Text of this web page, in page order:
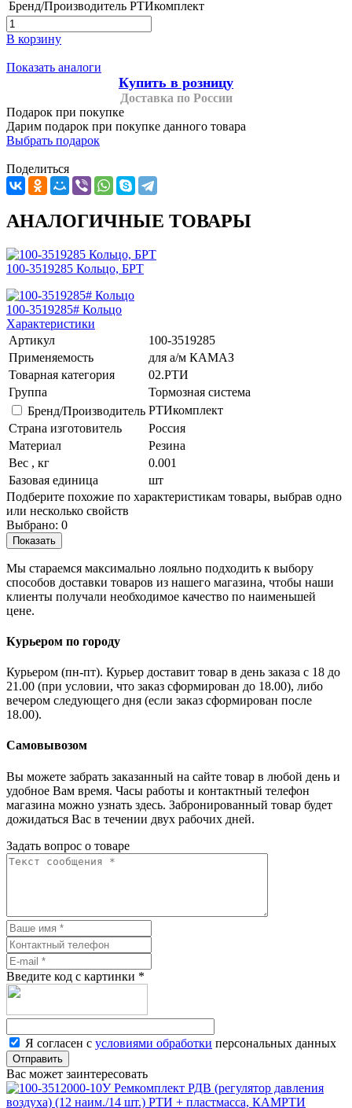
Бренд/Производитель РТИкомплект
В корзину
Показать аналоги
Купить в розницу
Доставка по России
Подарок при покупке
Дарим подарок при покупке данного товара
Выбрать подарок
Поделиться
АНАЛОГИЧНЫЕ ТОВАРЫ
100-3519285 Кольцо, БРТ
100-3519285# Кольцо
Характеристики
Артикул
100-3519285
Применяемость
для а/м КАМАЗ
Товарная категория
02.РТИ
Группа
Тормозная система
Бренд/Производитель РТИкомплект
Страна изготовитель
Россия
Материал
Резина
Вес , кг
0.001
Базовая единица
шт
Подберите похожие по характеристикам товары, выбрав одно
или несколько свойств
Выбрано: 0
Показать
Мы стараемся максимально лояльно подходить к выбору
способов доставки товаров из нашего магазина, чтобы наши
клиенты получали необходимое качество по наименьшей
цене.
Курьером по городу
Курьером (пн-пт). Курьер доставит товар в день заказа с 18 до
21.00 (при условии, что заказ сформирован до 18.00), либо
вечером следующего дня (если заказ сформирован после
18.00).
Самовывозом
Вы можете забрать заказанный на сайте товар в любой день и
удобное Вам время. Часы работы и контактный телефон
магазина можно узнать здесь. Забронированный товар будет
дожидаться Вас в течении двух рабочих дней.
Задать вопрос о товаре
Введите код с картинки *
Я согласен с условиями обработки персональных данных
Отправить
Вас может заинтересовать